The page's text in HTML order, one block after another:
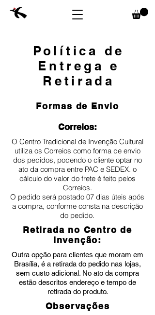
Política de
Entrega e
Retirada
Formas de Envio
Correios:
O Centro Tradicional de Invenção Cultural
utiliza os Correios como forma de envio
dos pedidos, podendo o cliente optar no
ato da compra entre PAC e SEDEX. o
cálculo do valor do frete é feito pelos
Correios.
O pedido será postado 07 dias úteis após
a compra, conforme consta na descrição
do pedido.
Retirada no Centro de
Invenção:
Outra opção para clientes que moram em
Brasília, é a retirada do pedido nas lojas,
sem custo adicional. No ato da compra
estão descritos endereço e tempo de
retirada do produto.
Observações